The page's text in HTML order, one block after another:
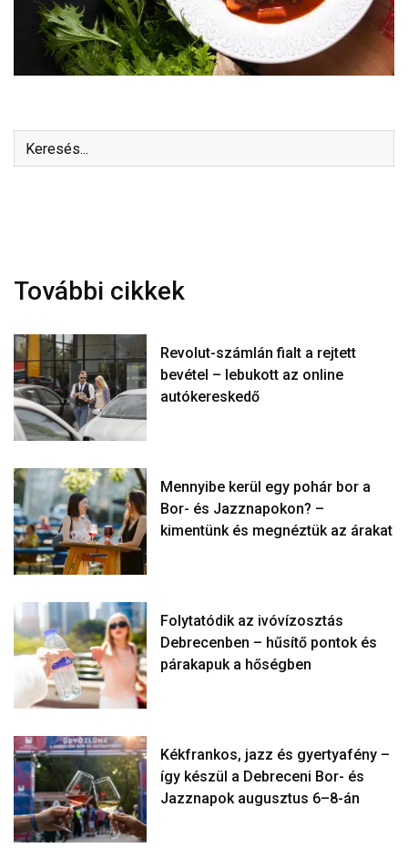
További cikkek
Revolut-számlán fialt a rejtett
bevétel – lebukott az online
autókereskedő
Mennyibe kerül egy pohár bor a
Bor- és Jazznapokon? –
kimentünk és megnéztük az árakat
Folytatódik az ivóvízosztás
Debrecenben – hűsítő pontok és
párakapuk a hőségben
Kékfrankos, jazz és gyertyafény –
így készül a Debreceni Bor- és
Jazznapok augusztus 6–8-án